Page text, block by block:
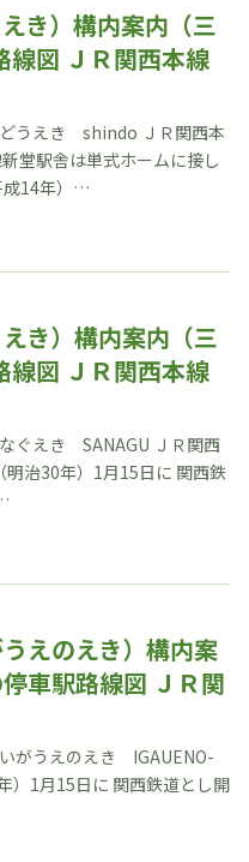
き）構内案内（三
線図 ＪＲ関西本線
うえき shindo ＪＲ関西本
堂駅舎は単式ホームに接し
成14年）…
き）構内案内（三
線図 ＪＲ関西本線
ぐえき SANAGU ＪＲ関西
治30年）1月15日に 関西鉄
えのえき）構内案
車駅路線図 ＪＲ関
がうえのえき IGAUENO-
）1月15日に 関西鉄道とし開